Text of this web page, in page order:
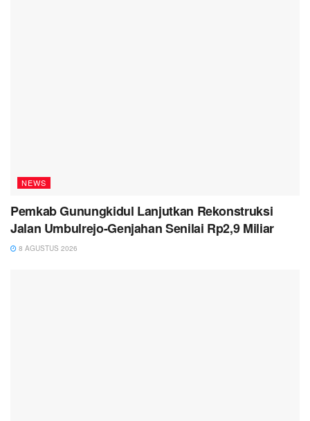
NEWS
Pemkab Gunungkidul Lanjutkan Rekonstruksi
Jalan Umbulrejo-Genjahan Senilai Rp2,9 Miliar
8 AGUSTUS 2026